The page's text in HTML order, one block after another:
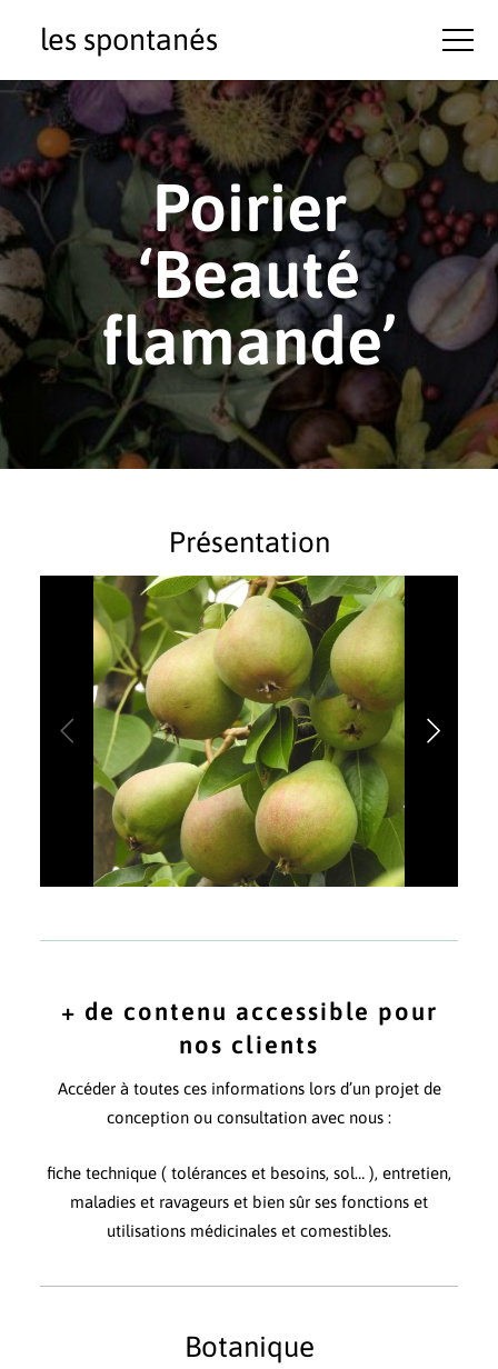
les spontanés
Poirier
‘Beauté
flamande’
Présentation
+ de contenu accessible pour
nos clients
Accéder à toutes ces informations lors d’un projet de
conception ou consultation avec nous :
fiche technique ( tolérances et besoins, sol… ), entretien,
maladies et ravageurs et bien sûr ses fonctions et
utilisations médicinales et comestibles.
Botanique